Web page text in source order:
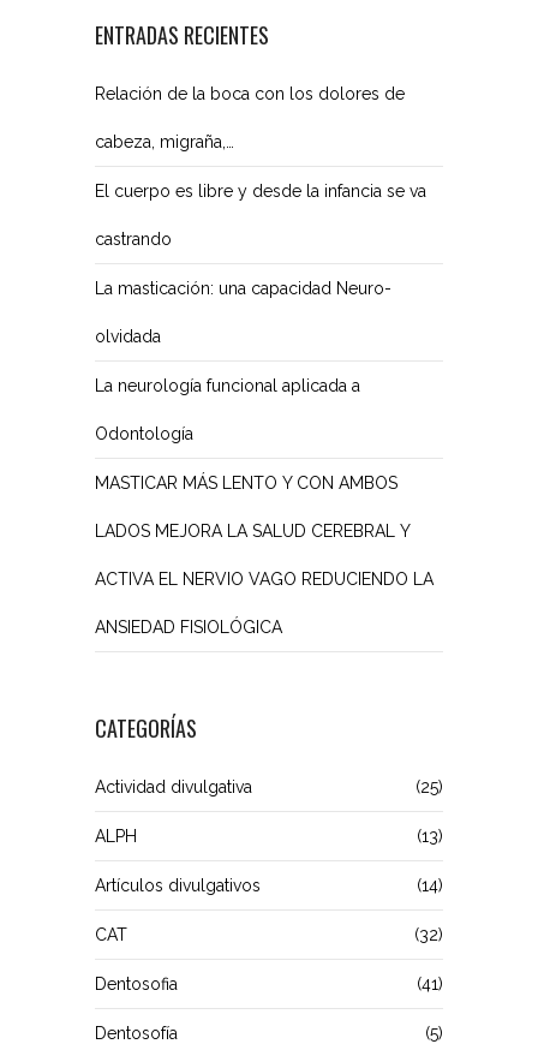
ENTRADAS RECIENTES
Relación de la boca con los dolores de
cabeza, migraña,…
El cuerpo es libre y desde la infancia se va
castrando
La masticación: una capacidad Neuro-
olvidada
La neurología funcional aplicada a
Odontología
MASTICAR MÁS LENTO Y CON AMBOS
LADOS MEJORA LA SALUD CEREBRAL Y
ACTIVA EL NERVIO VAGO REDUCIENDO LA
ANSIEDAD FISIOLÓGICA
CATEGORÍAS
Actividad divulgativa (25)
ALPH (13)
Artículos divulgativos (14)
CAT (32)
Dentosofia (41)
Dentosofía (5)